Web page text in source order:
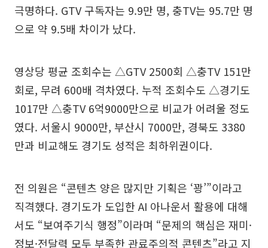
극명하다. GTV 구독자는 9.9만 명, 충TV는 95.7만 명
으로 약 9.5배 차이가 났다.
영상당 평균 조회수는 △GTV 2500회 △충TV 151만
회로, 무려 600배 격차였다. 누적 조회수도 △경기도
1017만 △충TV 6억9000만으로 비교가 어려울 정도
였다. 서울시 9000만, 부산시 7000만, 경북도 3380
만과 비교해도 경기도 성적은 최하위권이다.
전 의원은 “콘텐츠 양은 많지만 기획은 ‘꽝’”이라고
직격했다. 경기도가 도입한 AI 아나운서 활용에 대해
서도 “보여주기식 행정”이라며 “문제의 핵심은 재미·
정보·전달력 모두 부족한 관료주의적 콘텐츠”라고 지